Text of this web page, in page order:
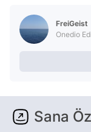
FreiGeist
Onedio
Sana